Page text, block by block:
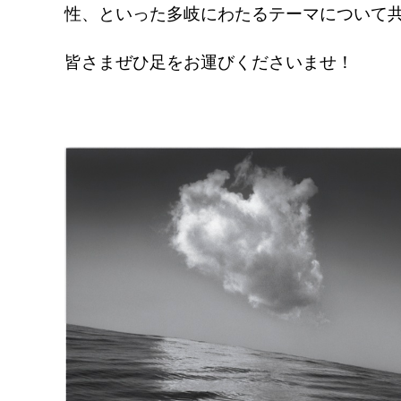
性、といった多岐にわたるテーマについて
皆さまぜひ足をお運びくださいませ！